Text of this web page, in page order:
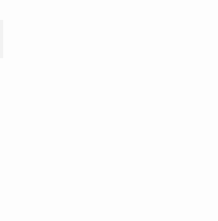
104 m2, na 1. katu,
3 balkona (sve sobe osim